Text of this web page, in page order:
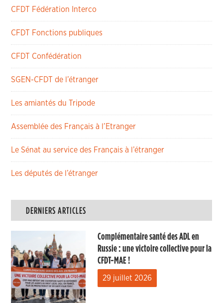
CFDT Fédération Interco
CFDT Fonctions publiques
CFDT Confédération
SGEN-CFDT de l’étranger
Les amiantés du Tripode
Assemblée des Français à l’Etranger
Le Sénat au service des Français à l’étranger
Les députés de l’étranger
DERNIERS ARTICLES
Complémentaire santé des ADL en
Russie : une victoire collective pour la
CFDT-MAE !
29 juillet 2026